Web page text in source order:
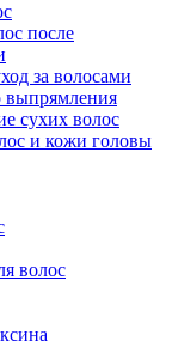
после
за волосами
выпрямления
сухих волос
и кожи головы
волос